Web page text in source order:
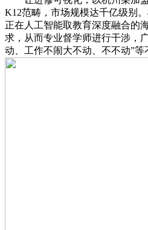
K12范畴，市场规模达千亿级别
正在人工智能取教育深度融合的
求，从而专业督学师进行干涉，
动、工作不闹大不动、不不动”等